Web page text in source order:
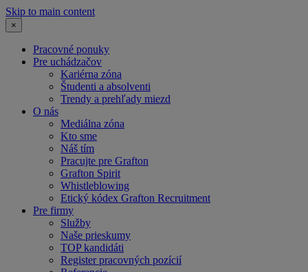
Skip to main content
×
Pracovné ponuky
Pre uchádzačov
Kariérna zóna
Študenti a absolventi
Trendy a prehľady miezd
O nás
Mediálna zóna
Kto sme
Náš tím
Pracujte pre Grafton
Grafton Spirit
Whistleblowing
Etický kódex Grafton Recruitment
Pre firmy
Služby
Naše prieskumy
TOP kandidáti
Register pracovných pozícií